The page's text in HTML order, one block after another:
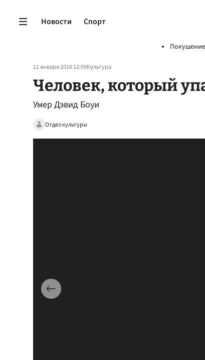
Новости Спорт
11 января 2016 12:09Культура
Человек, который
Умер Дэвид Боуи
Отдел культуры